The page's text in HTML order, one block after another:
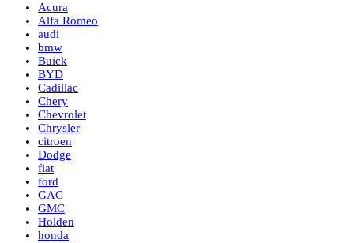
Acura
Alfa Romeo
audi
bmw
Buick
BYD
Cadillac
Chery
Chevrolet
Chrysler
citroen
Dodge
fiat
ford
GAC
GMC
Holden
honda